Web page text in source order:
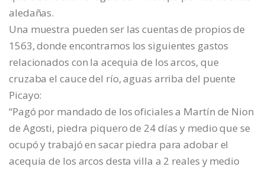
aledañas.
Una muestra pueden ser las cuentas de propios de
1563, donde encontramos los siguientes gastos
relacionados con la acequia de los arcos, que
cruzaba el cauce del río, aguas arriba del puente
Picayo:
“Pagó por mandado de los oficiales a Martín de Nion
de Agosti, piedra piquero de 24 días y medio que se
ocupó y trabajó en sacar piedra para adobar el
acequia de los arcos desta villa a 2 reales y medio